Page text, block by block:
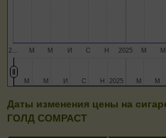
2… 2025
М М И С Н М М
2025
2025
М
М М
М ИИ С
С НН М
М М
М
Даты изменения цены на
ГОЛД COMPACT